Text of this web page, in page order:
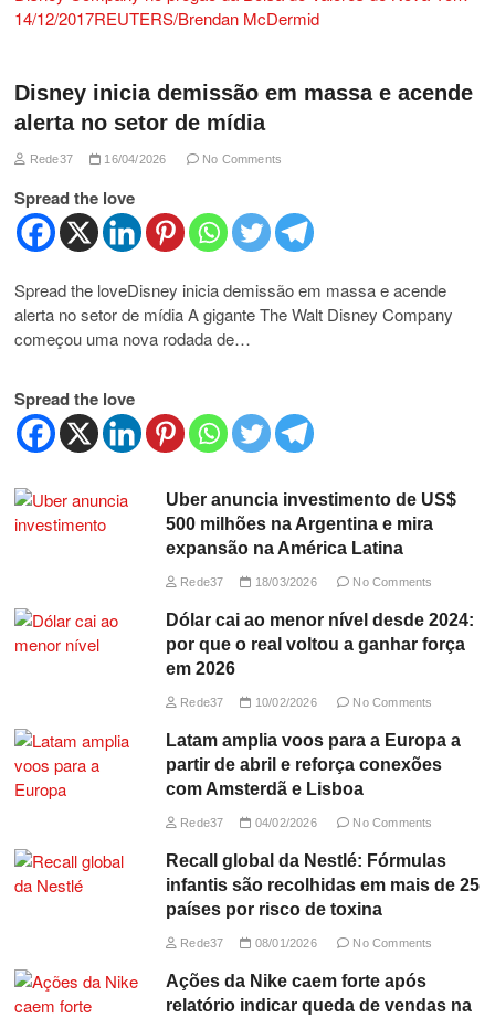
Disney inicia demissão em massa e acende
alerta no setor de mídia
Rede37 16/04/2026 No Comments
Spread the love
Spread the loveDisney inicia demissão em massa e acende
alerta no setor de mídia A gigante The Walt Disney Company
começou uma nova rodada de…
Spread the love
Uber anuncia investimento de US$
500 milhões na Argentina e mira
expansão na América Latina
Rede37 18/03/2026 No Comments
Dólar cai ao menor nível desde 2024:
por que o real voltou a ganhar força
em 2026
Rede37 10/02/2026 No Comments
Latam amplia voos para a Europa a
partir de abril e reforça conexões
com Amsterdã e Lisboa
Rede37 04/02/2026 No Comments
Recall global da Nestlé: Fórmulas
infantis são recolhidas em mais de 25
países por risco de toxina
Rede37 08/01/2026 No Comments
Ações da Nike caem forte após
relatório indicar queda de vendas na